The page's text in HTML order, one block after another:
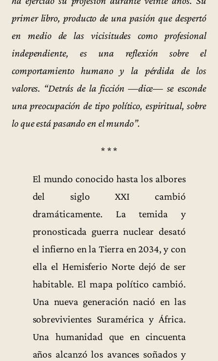
primer libro, producto de una pasión que despertó
en medio de las vicisitudes como profesional
independiente, es una reflexión sobre el
comportamiento humano y la pérdida de los
valores. “Detrás de la ficción —dice— se esconde
una preocupación de tipo político, espiritual, sobre
lo que está pasando en el mundo”.
* * *
El mundo conocido hasta los albores
del siglo XXI cambió
dramáticamente. La temida y
pronosticada guerra nuclear desató
el infierno en la Tierra en 2034, y con
ella el Hemisferio Norte dejó de ser
habitable. El mapa político cambió.
Una nueva generación nació en las
sobrevivientes Suramérica y África.
Una humanidad que en cincuenta
años alcanzó los avances soñados y